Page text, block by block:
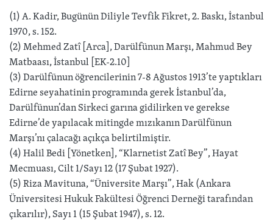
(1) A. Kadir, Bugünün Diliyle Tevfik Fikret, 2. Baskı, İstanbul
1970, s. 152.
(2) Mehmed Zatî [Arca], Darülfünun Marşı, Mahmud Bey
Matbaası, İstanbul [EK-2.10]
(3) Darülfünun öğrencilerinin 7-8 Ağustos 1913’te yaptıkları
Edirne seyahatinin programında gerek İstanbul’da,
Darülfünun’dan Sirkeci garına gidilirken ve gerekse
Edirne’de yapılacak mitingde mızıkanın Darülfünun
Marşı’nı çalacağı açıkça belirtilmiştir.
(4) Halil Bedi [Yönetken], “Klarnetist Zatî Bey”, Hayat
Mecmuası, Cilt 1/Sayı 12 (17 Şubat 1927).
(5) Riza Mavituna, “Üniversite Marşı”, Hak (Ankara
Üniversitesi Hukuk Fakültesi Öğrenci Derneği tarafından
çıkarılır), Sayı 1 (15 Şubat 1947), s. 12.